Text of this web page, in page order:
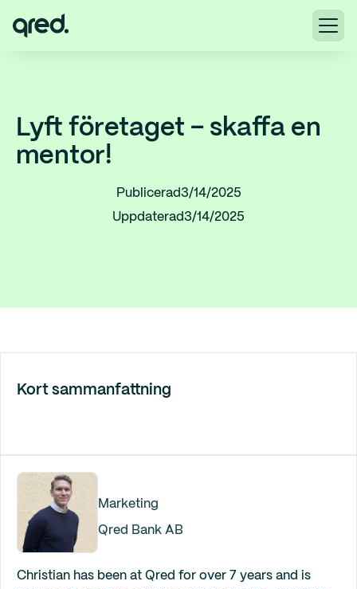
Lyft företaget – skaffa en
mentor!
Publicerad3/14/2025
Uppdaterad3/14/2025
Kort sammanfattning
Marketing
Qred Bank AB
Christian has been at Qred for over 7 years and is